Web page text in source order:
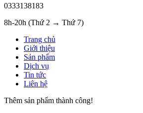
0333138183
8h-20h (Thứ 2 → Thứ 7)
Trang chủ
Giới thiệu
Sản phẩm
Dịch vụ
Tin tức
Liên hệ
Thêm sản phẩm thành công!